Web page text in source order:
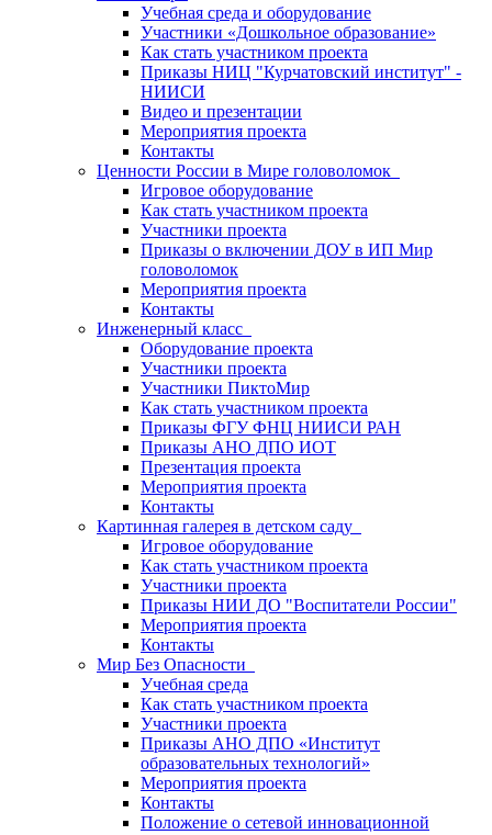
Учебная среда и оборудование
Участники «Дошкольное образование»
Как стать участником проекта
Приказы НИЦ "Курчатовский институт" -
НИИСИ
Видео и презентации
Мероприятия проекта
Контакты
Ценности России в Мире головоломок
Игровое оборудование
Как стать участником проекта
Участники проекта
Приказы о включении ДОУ в ИП Мир
головоломок
Мероприятия проекта
Контакты
Инженерный класс
Оборудование проекта
Участники проекта
Участники ПиктоМир
Как стать участником проекта
Приказы ФГУ ФНЦ НИИСИ РАН
Приказы АНО ДПО ИОТ
Презентация проекта
Мероприятия проекта
Контакты
Картинная галерея в детском саду
Игровое оборудование
Как стать участником проекта
Участники проекта
Приказы НИИ ДО "Воспитатели России"
Мероприятия проекта
Контакты
Мир Без Опасности
Учебная среда
Как стать участником проекта
Участники проекта
Приказы АНО ДПО «Институт
образовательных технологий»
Мероприятия проекта
Контакты
Положение о сетевой инновационной